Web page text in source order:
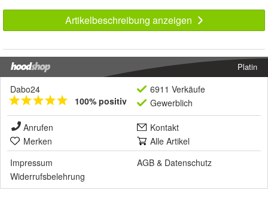
Artikelbeschreibung anzeigen
Platin
Dabo24
100% positiv
6911 Verkäufe
Gewerblich
Anrufen
Kontakt
Merken
Alle Artikel
Impressum
AGB & Datenschutz
Widerrufsbelehrung